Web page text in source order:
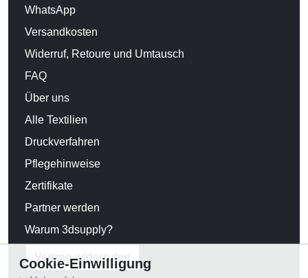
WhatsApp
Versandkosten
Widerruf, Retoure und Umtausch
FAQ
Über uns
Alle Textilien
Druckverfahren
Pflegehinweise
Zertifikate
Partner werden
Warum 3dsupply?
Vertrag widerrufen
Cookie-Einwilligung